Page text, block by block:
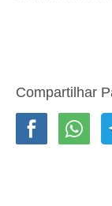
Compartilhar